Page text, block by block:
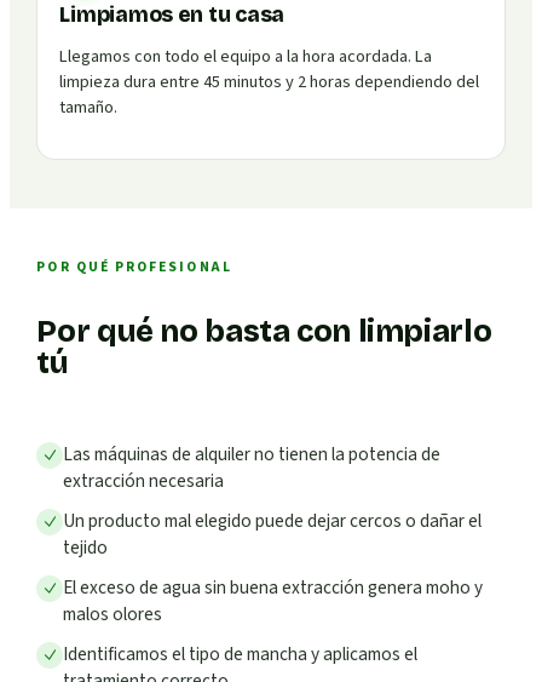
Limpiamos en tu casa
Llegamos con todo el equipo a la hora acordada. La
limpieza dura entre 45 minutos y 2 horas dependiendo del
tamaño.
POR QUÉ PROFESIONAL
Por qué no basta con limpiarlo
tú
Las máquinas de alquiler no tienen la potencia de
extracción necesaria
Un producto mal elegido puede dejar cercos o dañar el
tejido
El exceso de agua sin buena extracción genera moho y
malos olores
Identificamos el tipo de mancha y aplicamos el